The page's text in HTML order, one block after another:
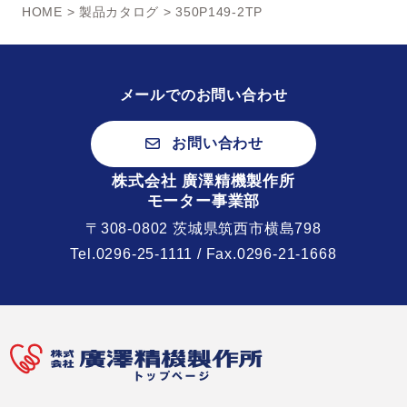
HOME > 製品カタログ > 350P149-2TP
メールでのお問い合わせ
お問い合わせ
株式会社 廣澤精機製作所
モーター事業部
〒308-0802 茨城県筑西市横島798
Tel.0296-25-1111 / Fax.0296-21-1668